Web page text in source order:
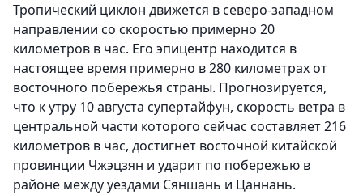
Тропический циклон движется в северо-западном
направлении со скоростью примерно 20
километров в час. Его эпицентр находится в
настоящее время примерно в 280 километрах от
восточного побережья страны. Прогнозируется,
что к утру 10 августа супертайфун, скорость ветра в
центральной части которого сейчас составляет 216
километров в час, достигнет восточной китайской
провинции Чжэцзян и ударит по побережью в
районе между уездами Сяншань и Цаннань.